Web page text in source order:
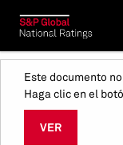
Este documento
Haga clic en el
VER